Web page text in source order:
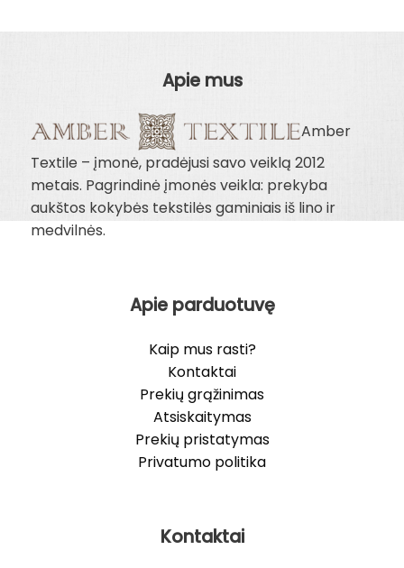
Apie mus
Amber
Textile – įmonė, pradėjusi savo veiklą 2012
metais. Pagrindinė įmonės veikla: prekyba
aukštos kokybės tekstilės gaminiais iš lino ir
medvilnės.
Apie parduotuvę
Kaip mus rasti?
Kontaktai
Prekių grąžinimas
Atsiskaitymas
Prekių pristatymas
Privatumo politika
Kontaktai